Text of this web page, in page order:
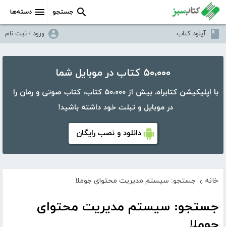
دسته‌ها جستجو
آپلود کتاب ورود / ثبت نام
۵۰،۰۰۰ کتاب در موبایل شما
با اپلیکیشن کتابراه، بیش از ۵۰،۰۰۰ کتاب، کتاب صوتی و رمان را
در موبایل و تبلت خود داشته باشید!
دانلود و نصب رایگان
خانه › جستجو: سیستم مدیریت محتوای جوملا
جستجو: سیستم مدیریت محتوای